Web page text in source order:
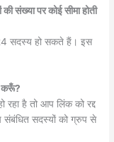
संख्या पर कोई सीमा होती
सदस्य हो सकते हैं। इस
करूँ?
रहा है तो आप लिंक को रद्द
सदस्यों को ग्रुप से